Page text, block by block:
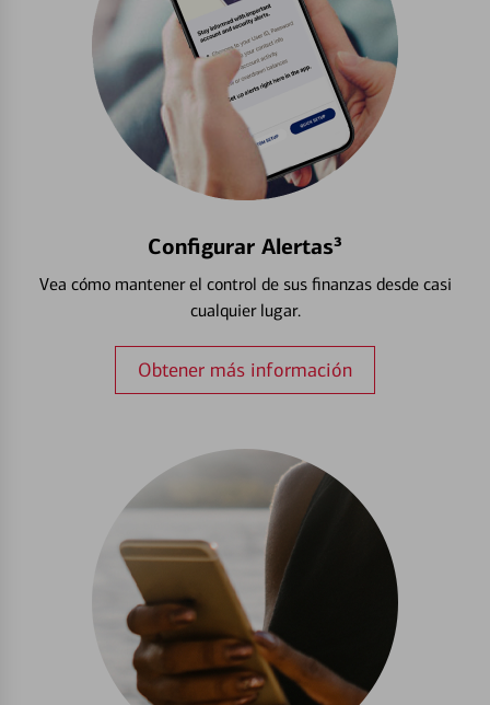
Configurar Alertas³
Vea cómo mantener el control de sus finanzas desde casi
cualquier lugar.
Obtener más información